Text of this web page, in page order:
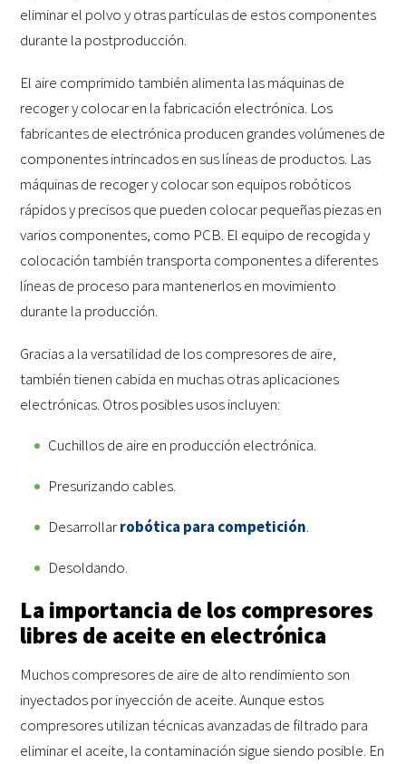
eliminar el polvo y otras partículas de estos componentes
durante la postproducción.
El aire comprimido también alimenta las máquinas de
recoger y colocar en la fabricación electrónica. Los
fabricantes de electrónica producen grandes volúmenes de
componentes intrincados en sus líneas de productos. Las
máquinas de recoger y colocar son equipos robóticos
rápidos y precisos que pueden colocar pequeñas piezas en
varios componentes, como PCB. El equipo de recogida y
colocación también transporta componentes a diferentes
líneas de proceso para mantenerlos en movimiento
durante la producción.
Gracias a la versatilidad de los compresores de aire,
también tienen cabida en muchas otras aplicaciones
electrónicas. Otros posibles usos incluyen:
Cuchillos de aire en producción electrónica.
Presurizando cables.
Desarrollarrobótica para competición.
Desoldando.
La importancia de los compresores
libres de aceite en electrónica
Muchos compresores de aire de alto rendimiento son
inyectados por inyección de aceite. Aunque estos
compresores utilizan técnicas avanzadas de filtrado para
eliminar el aceite, la contaminación sigue siendo posible. En